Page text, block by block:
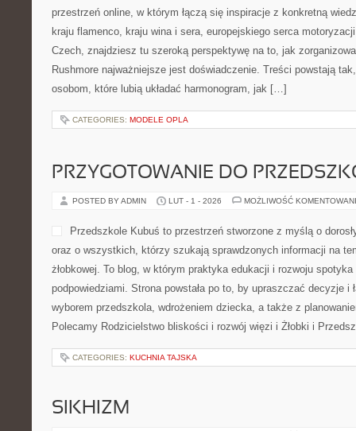
przestrzeń online, w którym łączą się inspiracje z konkretną
kraju flamenco, kraju wina i sera, europejskiego serca
Czech, znajdziesz tu szeroką perspektywę na to, jak
Rushmore najważniejsze jest doświadczenie. Treści powstają
osobom, które lubią układać harmonogram, jak […]
CATEGORIES: MODELE OPLA
PRZYGOTOWANIE DO
POSTED BY ADMIN LUT - 1 - 2026 MOŻLIWOŚĆ
Przedszkole Kubuś to przestrzeń stworzone z myślą o
oraz o wszystkich, którzy szukają sprawdzonych informacji na
żłobkowej. To blog, w którym praktyka edukacji i rozwoju
podpowiedziami. Strona powstała po to, by upraszczać decyzje i
wyborem przedszkola, wdrożeniem dziecka, a także z
Polecamy Rodzicielstwo bliskości i rozwój więzi i Żłobki i
CATEGORIES: KUCHNIA TAJSKA
SIKHIZM